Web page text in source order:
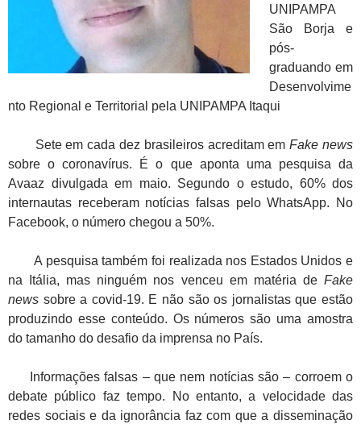
UNIPAMPA
São Borja e
pós-
graduando em
Desenvolvime
nto Regional e Territorial pela UNIPAMPA Itaqui
Sete em cada dez brasileiros acreditam emFake news
sobre o coronavírus. É o que aponta uma pesquisa da
Avaaz divulgada em maio. Segundo o estudo, 60% dos
internautas receberam notícias falsas pelo WhatsApp. No
Facebook, o número chegou a 50%.
A pesquisa também foi realizada nos Estados Unidos e
na Itália, mas ninguém nos venceu em matéria de Fake
news sobre a covid-19. E não são os jornalistas que estão
produzindo esse conteúdo. Os números são uma amostra
do tamanho do desafio da imprensa no País.
Informações falsas – que nem notícias são – corroem o
debate público faz tempo. No entanto, a velocidade das
redes sociais e da ignorância faz com que a disseminação